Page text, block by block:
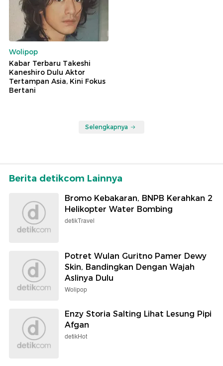
Wolipop
Kabar Terbaru Takeshi
Kaneshiro Dulu Aktor
Tertampan Asia, Kini Fokus
Bertani
Selengkapnya
Berita detikcom Lainnya
Bromo Kebakaran, BNPB Kerahkan 2
Helikopter Water Bombing
detikTravel
Potret Wulan Guritno Pamer Dewy
Skin, Bandingkan Dengan Wajah
Aslinya Dulu
Wolipop
Enzy Storia Salting Lihat Lesung Pipi
Afgan
detikHot